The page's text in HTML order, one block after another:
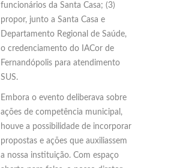
funcionários da Santa Casa; (3)
propor, junto a Santa Casa e
Departamento Regional de Saúde,
o credenciamento do IACor de
Fernandópolis para atendimento
SUS.
Embora o evento deliberava sobre
ações de competência municipal,
houve a possibilidade de incorporar
propostas e ações que auxiliassem
a nossa instituição. Com espaço